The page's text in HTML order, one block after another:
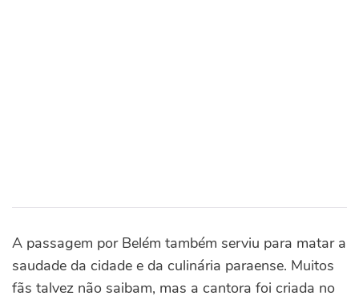
A passagem por Belém também serviu para matar a
saudade da cidade e da culinária paraense. Muitos
fãs talvez não saibam, mas a cantora foi criada no